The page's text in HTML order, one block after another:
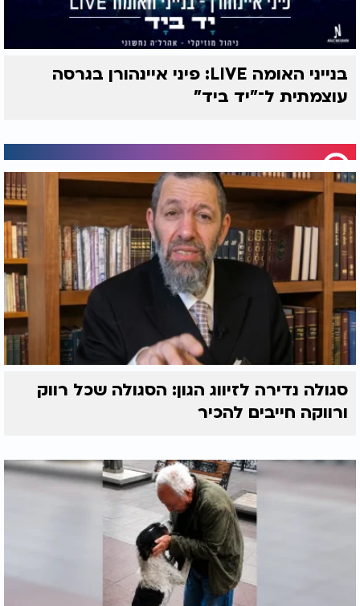
בנייני האומה LIVE: פיני איינהורן בגרסה
עוצמתית ל־"יד ביד"
סגולה נדירה לזיווג הגון: הסגולה שכל רווק
ורווקה חייבים להכיר